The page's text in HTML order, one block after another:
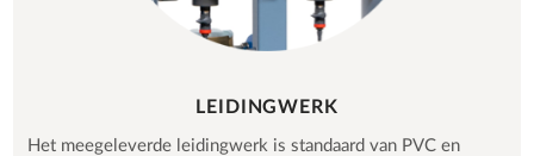
LEIDINGWERK
Het meegeleverde leidingwerk is standaard van PVC en